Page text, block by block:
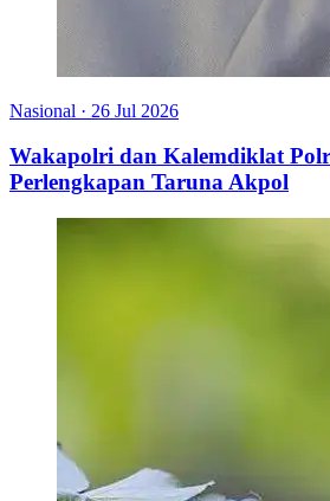
Nasional · 26 Jul 2026
Wakapolri dan Kalemdiklat
Perlengkapan Taruna Akpol